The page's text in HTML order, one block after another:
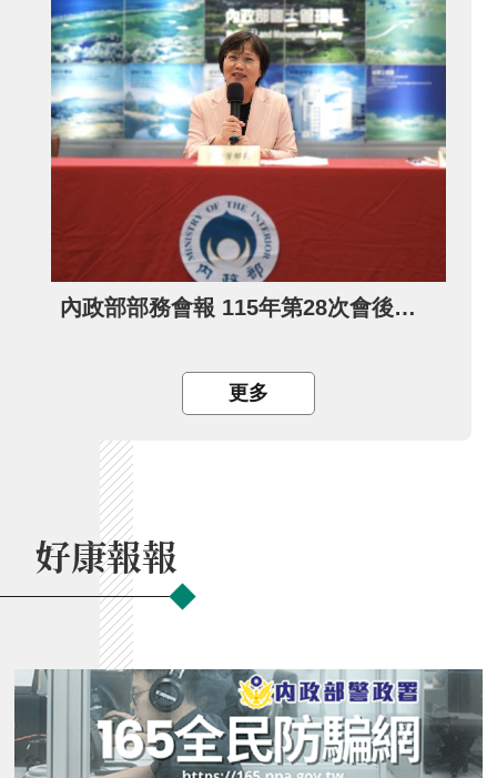
內政部部務會報 115年第28次會後記者會
更多
好康報報